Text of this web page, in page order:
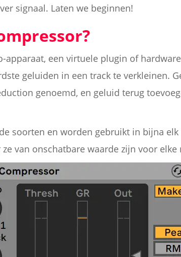
signaal. Laten we beginnen!
apparaat, een virtuele plugin of
geluiden in een track te verkleinen.
genoemd, en geluid terug
soorten en worden gebruikt in bijna
van onschatbare waarde zijn voor elke